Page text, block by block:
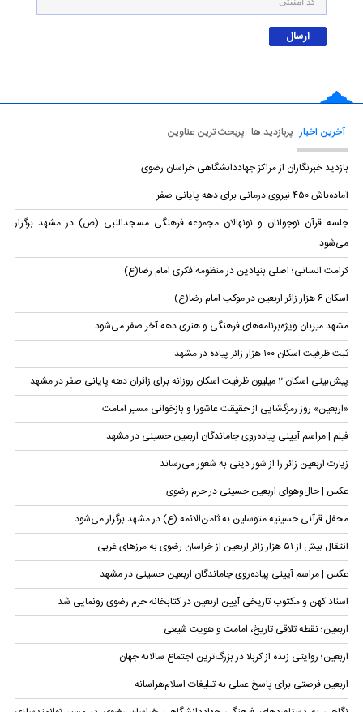
آخرین اخبار پربازدید ها پربحث ترین عناوین
بازدید خبرنگاران از مراکز جهاددانشگاهی خراسان رضوی
آماده‌باش ۴۵۰ نیروی درمانی برای دهه پایانی صفر
جلسه قرآن نوجوانان و نونهالان مجموعه فرهنگی مسجد‌النبی (ص) در مشهد برگزار
می‌شود
کرامت انسانی؛ اصلی بنیادین در منظومه فکری امام رضا(ع)
اسکان ۶ هزار زائر اربعین در موکب امام رضا(ع)
مشهد میزبان ویژه‌برنامه‌های فرهنگی و هنری دهه آخر صفر می‌شود
ثبت ظرفیت اسکان ۱۰۰ هزار زائر پیاده در مشهد
پیش‌بینی اسکان ۲ میلیون ظرفیت اسکان روزانه برای زائران دهه پایانی صفر در مشهد
«اربعین» روز رمزگشایی از حقیقت عاشورا و بازخوانی مسیر امامت
فیلم | مراسم آیینی پیاده‌روی جاماندگان اربعین حسینی در مشهد
زیارت اربعین زائر را از شور دینی به شعور می‌رساند
عکس | حال‌وهوای اربعین حسینی در حرم رضوی
محفل قرآنی حسینیه متوسلین به ثامن‌الائمه (ع) در مشهد برگزار می‌شود
انتقال بیش از ۵۱ هزار زائر اربعین از خراسان رضوی به مرزهای غربی
عکس | مراسم آیینی پیاده‌روی جاماندگان اربعین حسینی در مشهد
اسناد کهن و مکتوب تاریخی آیین اربعین در کتابخانه حرم رضوی رونمایی شد
اربعین؛ نقطه تلاقی تاریخ، امامت و هویت شیعی
اربعین؛ روایتی زنده از کربلا در بزرگ‌ترین اجتماع سالانه جهان
اربعین فرصتی برای پاسخ عملی به تبلیغات اسلام‌هراسانه